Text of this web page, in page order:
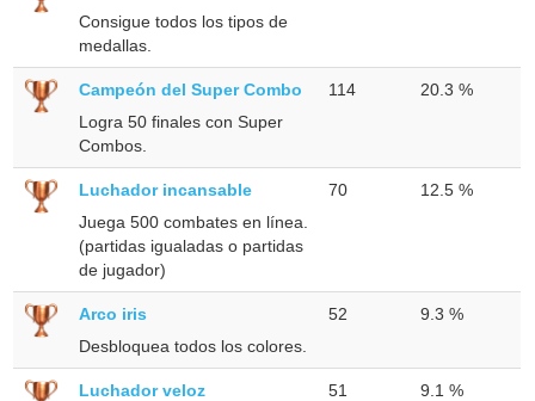
Consigue todos los tipos de
medallas.
Campeón del Super Combo
Logra 50 finales con Super
Combos.
114 20.3 %
Luchador incansable
Juega 500 combates en línea.
(partidas igualadas o partidas
de jugador)
70 12.5 %
Arco iris
Desbloquea todos los colores.
52 9.3 %
Luchador veloz
51 9.1 %